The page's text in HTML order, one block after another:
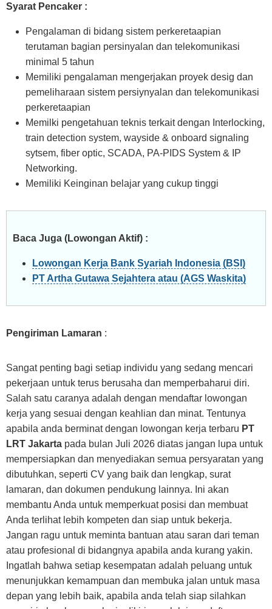
Syarat Pencaker :
Pengalaman di bidang sistem perkeretaapian
terutaman bagian persinyalan dan telekomunikasi
minimal 5 tahun
Memiliki pengalaman mengerjakan proyek desig dan
pemeliharaan sistem persiynyalan dan telekomunikasi
perkeretaapian
Memilki pengetahuan teknis terkait dengan Interlocking,
train detection system, wayside & onboard signaling
sytsem, fiber optic, SCADA, PA-PIDS System & IP
Networking.
Memiliki Keinginan belajar yang cukup tinggi
Baca Juga (Lowongan Aktif) :
Lowongan Kerja Bank Syariah Indonesia (BSI)
PT Artha Gutawa Sejahtera atau (AGS Waskita)
Pengiriman Lamaran :
Sangat penting bagi setiap individu yang sedang mencari
pekerjaan untuk terus berusaha dan memperbaharui diri.
Salah satu caranya adalah dengan mendaftar lowongan
kerja yang sesuai dengan keahlian dan minat. Tentunya
apabila anda berminat dengan lowongan kerja terbaru PT
LRT Jakarta pada bulan Juli 2026 diatas jangan lupa untuk
mempersiapkan dan menyediakan semua persyaratan yang
dibutuhkan, seperti CV yang baik dan lengkap, surat
lamaran, dan dokumen pendukung lainnya. Ini akan
membantu Anda untuk memperkuat posisi dan membuat
Anda terlihat lebih kompeten dan siap untuk bekerja.
Jangan ragu untuk meminta bantuan atau saran dari teman
atau profesional di bidangnya apabila anda kurang yakin.
Ingatlah bahwa setiap kesempatan adalah peluang untuk
menunjukkan kemampuan dan membuka jalan untuk masa
depan yang lebih baik, apabila anda telah siap silahkan